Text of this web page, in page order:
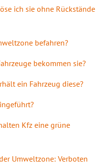
ich sie ohne Rückstände
befahren?
bekommen sie?
ein Fahrzeug diese?
Kfz eine grüne
Umweltzone: Verboten